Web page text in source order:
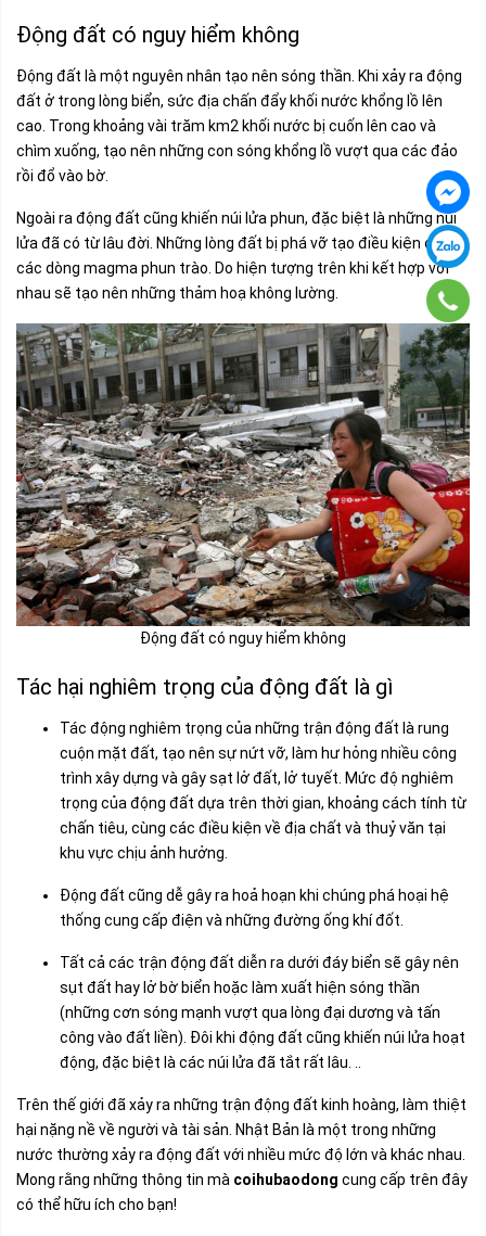
Động đất có nguy hiểm không
Động đất là một nguyên nhân tạo nên sóng thần. Khi xảy ra động
đất ở trong lòng biển, sức địa chấn đẩy khối nước khổng lồ lên
cao. Trong khoảng vài trăm km2 khối nước bị cuốn lên cao và
chìm xuống, tạo nên những con sóng khổng lồ vượt qua các đảo
rồi đổ vào bờ.
Ngoài ra động đất cũng khiến núi lửa phun, đặc biệt là những núi
lửa đã có từ lâu đời. Những lòng đất bị phá vỡ tạo điều kiện để
các dòng magma phun trào. Do hiện tượng trên khi kết hợp với
nhau sẽ tạo nên những thảm hoạ không lường.
Động đất có nguy hiểm không
Tác hại nghiêm trọng của động đất là gì
Tác động nghiêm trọng của những trận động đất là rung
cuộn mặt đất, tạo nên sự nứt vỡ, làm hư hỏng nhiều công
trình xây dựng và gây sạt lở đất, lở tuyết. Mức độ nghiêm
trọng của động đất dựa trên thời gian, khoảng cách tính từ
chấn tiêu, cùng các điều kiện về địa chất và thuỷ văn tại
khu vực chịu ảnh hưởng.
Động đất cũng dễ gây ra hoả hoạn khi chúng phá hoại hệ
thống cung cấp điện và những đường ống khí đốt.
Tất cả các trận động đất diễn ra dưới đáy biển sẽ gây nên
sụt đất hay lở bờ biển hoặc làm xuất hiện sóng thần
(những cơn sóng mạnh vượt qua lòng đại dương và tấn
công vào đất liền). Đôi khi động đất cũng khiến núi lửa hoạt
động, đặc biệt là các núi lửa đã tắt rất lâu. ..
Trên thế giới đã xảy ra những trận động đất kinh hoàng, làm thiệt
hại nặng nề về người và tài sản. Nhật Bản là một trong những
nước thường xảy ra động đất với nhiều mức độ lớn và khác nhau.
Mong rằng những thông tin mà coihubaodong cung cấp trên đây
có thể hữu ích cho bạn!